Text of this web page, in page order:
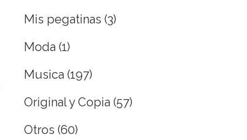
Mis pegatinas (3)
Moda (1)
Musica (197)
Original y Copia (57)
Otros (60)